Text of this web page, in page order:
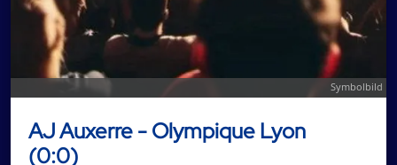
Symbolbild
AJ Auxerre - Olympique Lyon
(0:0)